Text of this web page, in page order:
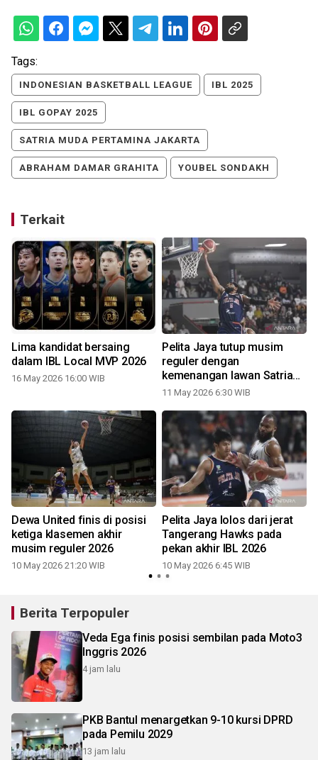
Tags:
INDONESIAN BASKETBALL LEAGUE IBL 2025
IBL GOPAY 2025
SATRIA MUDA PERTAMINA JAKARTA
ABRAHAM DAMAR GRAHITA YOUBEL SONDAKH
Terkait
Lima kandidat bersaing
dalam IBL Local MVP 2026
16 May 2026 16:00 WIB
Pelita Jaya tutup musim
reguler dengan
kemenangan lawan Satria
Muda
11 May 2026 6:30 WIB
Dewa United finis di posisi
ketiga klasemen akhir
musim reguler 2026
10 May 2026 21:20 WIB
Pelita Jaya lolos dari jerat
Tangerang Hawks pada
pekan akhir IBL 2026
10 May 2026 6:45 WIB
Berita Terpopuler
Veda Ega finis posisi sembilan pada Moto3
Inggris 2026
4 jam lalu
PKB Bantul menargetkan 9-10 kursi DPRD
pada Pemilu 2029
13 jam lalu